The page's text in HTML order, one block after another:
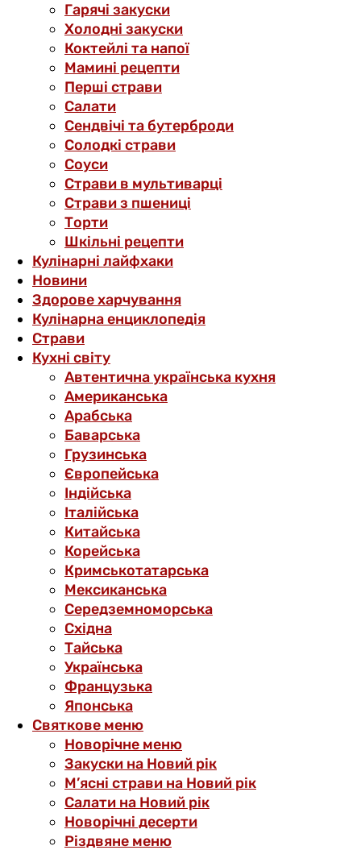
Гарячі закуски
Холодні закуски
Коктейлі та напої
Мамині рецепти
Перші страви
Салати
Сендвічі та бутерброди
Солодкі страви
Соуси
Страви в мультиварці
Страви з пшениці
Торти
Шкільні рецепти
Кулінарні лайфхаки
Новини
Здорове харчування
Кулінарна енциклопедія
Страви
Кухні світу
Автентична українська кухня
Американська
Арабська
Баварська
Грузинська
Європейська
Індійська
Італійська
Китайська
Корейська
Кримськотатарська
Мексиканська
Середземноморська
Східна
Тайська
Українська
Французька
Японська
Святкове меню
Новорічне меню
Закуски на Новий рік
М’ясні страви на Новий рік
Салати на Новий рік
Новорічні десерти
Різдвяне меню